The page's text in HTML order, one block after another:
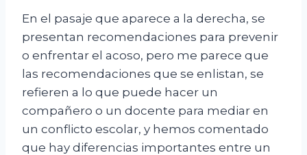
En el pasaje que aparece a la derecha, se
presentan recomendaciones para prevenir
o enfrentar el acoso, pero me parece que
las recomendaciones que se enlistan, se
refieren a lo que puede hacer un
compañero o un docente para mediar en
un conflicto escolar, y hemos comentado
que hay diferencias importantes entre un